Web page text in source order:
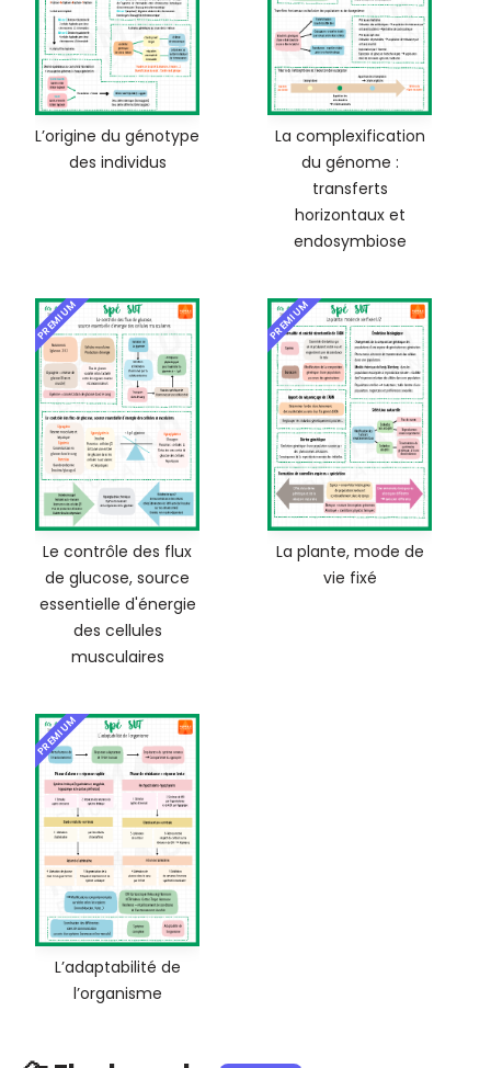
L’origine du génotype
des individus
La complexification
du génome :
transferts
horizontaux et
endosymbiose
PREMIUM
Le contrôle des flux
de glucose, source
essentielle d'énergie
des cellules
musculaires
PREMIUM
La plante, mode de
vie fixé
PREMIUM
L’adaptabilité de
l’organisme